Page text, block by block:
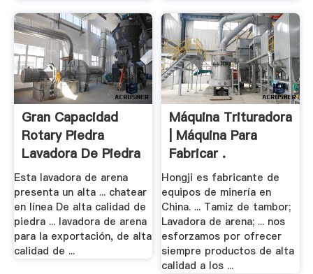
Gran Capacidad
Rotary Piedra
Lavadora De Piedra
.
Esta lavadora de arena
presenta un alta ... chatear
en línea De alta calidad de
piedra ... lavadora de arena
para la exportación, de alta
calidad de ...
Máquina Trituradora
| Máquina Para
Fabricar .
Hongji es fabricante de
equipos de minería en
China. ... Tamiz de tambor;
Lavadora de arena; ... nos
esforzamos por ofrecer
siempre productos de alta
calidad a los ...